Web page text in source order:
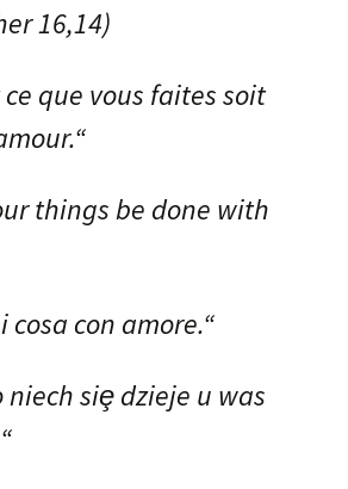
16,14)
que vous faites soit
things be done with
cosa con amore.“
niech siȩ dzieje u was